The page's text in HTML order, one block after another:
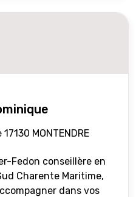
MONTENDRE
Fedon conseillère en
Charente Maritime,
dans vos